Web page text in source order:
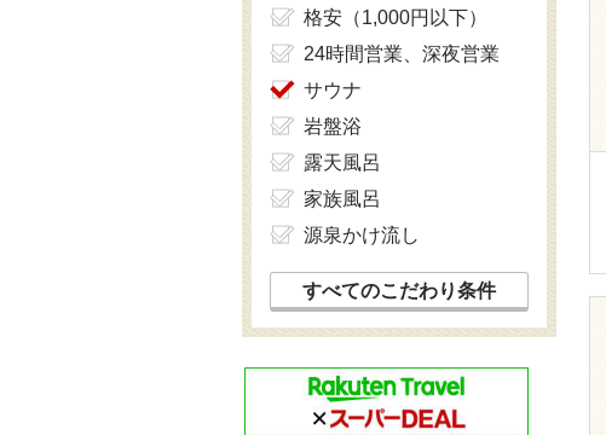
格安（1,000円以下）
24時間営業、深夜営業
サウナ
岩盤浴
露天風呂
家族風呂
源泉かけ流し
すべてのこだわり条件